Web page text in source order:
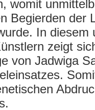
womit
Begierden der
In diesem
zeigt
von Jadwiga